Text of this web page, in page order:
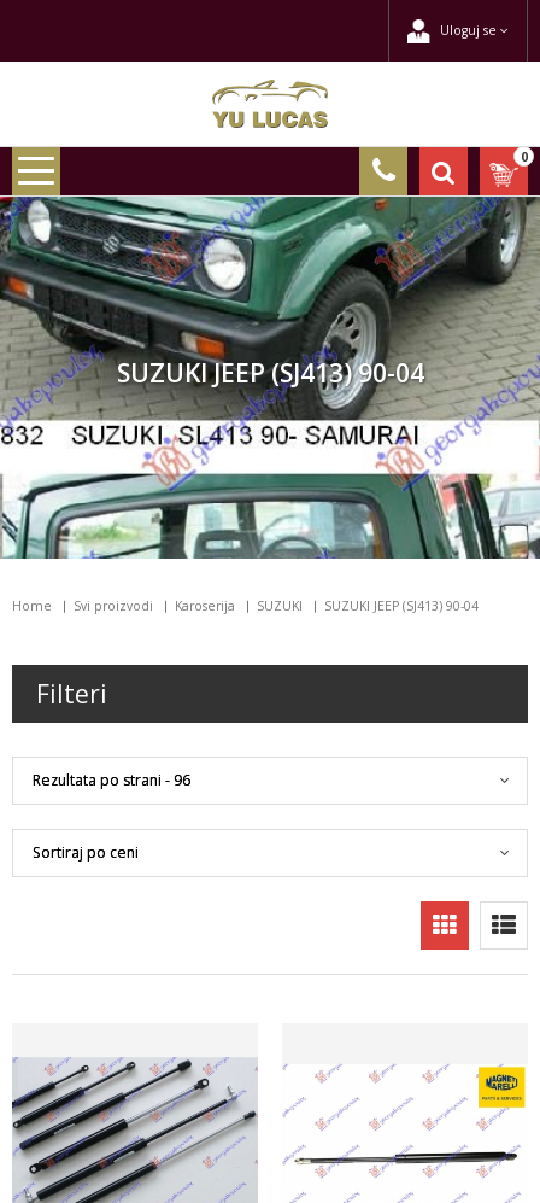
Uloguj se
0
SUZUKI JEEP (SJ413) 90-04
Home Svi proizvodi Karoserija SUZUKI SUZUKI JEEP (SJ413) 90-04
Filteri